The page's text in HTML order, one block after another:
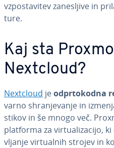
vzpo­sta­vi­tev za­ne­slji­ve in
tu­re.
Kaj sta
Nextcloud?
Nextcloud jeod­pr­to­ko­dna
varno shra­nje­va­nje in
stikov in še mnogo več.
platforma za vir­tu­a­li­za­ci­jo,
vlja­nje vir­tu­al­nih strojev in